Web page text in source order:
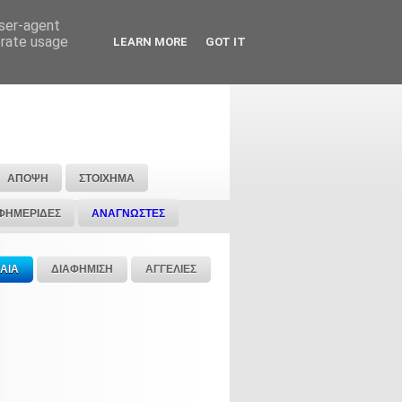
ΑΠΟΨΗ ΣΤΟΙΧΗΜΑ
ΑΝΑΓΝΩΣΤΕΣ
ΔΙΑΦΗΜΙΣΗ ΑΓΓΕΛΙΕΣ
agent
usage
LEARN MORE GOT IT